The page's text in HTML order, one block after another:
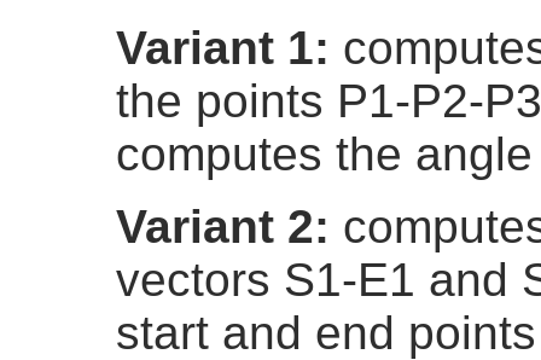
Variant 1:
the points P1-P2-
computes the
Variant 2:
vectors S1-E1 and
start and end